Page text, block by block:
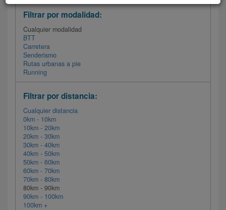
Filtrar por modalidad:
Cualquier modalidad
BTT
Carretera
Senderismo
Rutas urbanas a pie
Running
Filtrar por distancia:
Cualquier distancia
0km - 10km
10km - 20km
20km - 30km
30km - 40km
40km - 50km
50km - 60km
60km - 70km
70km - 80km
80km - 90km
90km - 100km
100km +